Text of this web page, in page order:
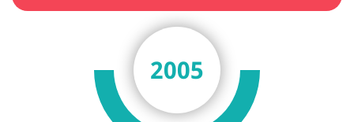
2005